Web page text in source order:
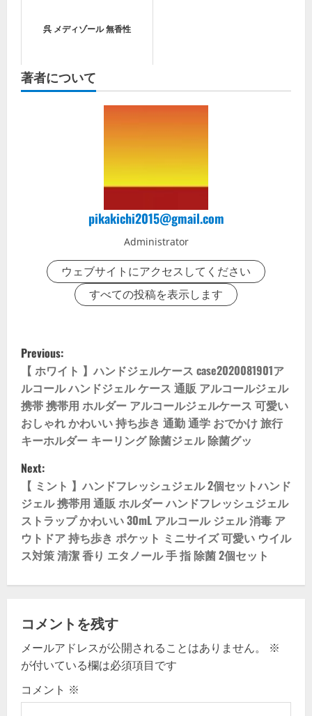
呉 メディゾール 無香性
著者について
pikakichi2015@gmail.com
Administrator
ウェブサイトにアクセスしてください
すべての投稿を表示します
P
o
s
t
n
a
v
i
g
a
t
i
o
Previous:
【 ホワイト 】ハンドジェルケース case2020081901ア
ルコール ハンドジェル ケース 通販 アルコールジェル
携帯 携帯用 ホルダー アルコールジェルケース 可愛い
おしゃれ かわいい 持ち歩き 通勤 通学 おでかけ 旅行
キーホルダー キーリング 除菌ジェル 除菌グッ
Next:
【 ミント 】ハンドフレッシュジェル 2個セットハンド
ジェル 携帯用 通販 ホルダー ハンドフレッシュジェル
ストラップ かわいい 30mL アルコール ジェル 消毒 ア
ウトドア 持ち歩き ポケット ミニサイズ 可愛い ウイル
ス対策 清潔 香り エタノール 手 指 除菌 2個セット
コメントを残す
メールアドレスが公開されることはありません。
※
が付いている欄は必須項目です
コメント ※